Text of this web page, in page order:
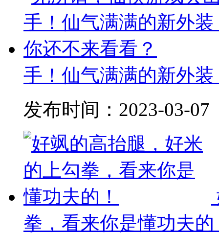
手！仙气满满的新外
发布时间： 2023-03-07
拳，看来你是懂功夫的